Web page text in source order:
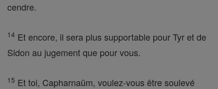
cendre.
14 Et encore, il sera plus supportable pour Tyr et de
Sidon au jugement que pour vous.
15 Et toi, Capharnaüm, voulez-vous être soulevé